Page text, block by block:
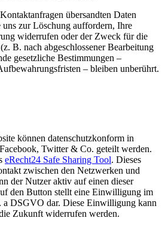
übersandten Daten
zur Löschung auffordern, Ihre
widerrufen oder der Zweck für die
B. nach abgeschlossener Bearbeitung
gesetzliche Bestimmungen –
– bleiben unberührt.
können datenschutzkonform in
Twitter & Co. geteilt werden.
eRecht24 Safe Sharing Tool. Dieses
zwischen den Netzwerken und
der Nutzer aktiv auf einen dieser
den Button stellt eine Einwilligung im
a DSGVO dar. Diese Einwilligung kann
Zukunft widerrufen werden.